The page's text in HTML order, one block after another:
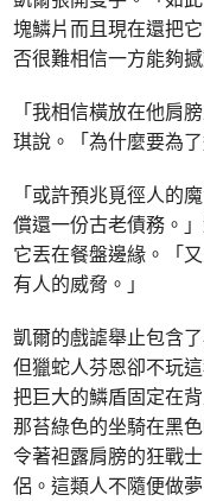
塊鱗片而且現在還把
否很難相信一方能夠撼
「我相信橫放在他肩
琪說。「為什麼要為
「或許預兆覓徑人的
償還一份古老債務。
它丟在餐盤邊緣。「
有人的威脅。」
凱爾的戲謔舉止包含
但獵蛇人芬恩卻不玩
把巨大的鱗盾固定在
那苔綠色的坐騎在黑
令著袒露肩膀的狂戰
侶。這類人不隨便做